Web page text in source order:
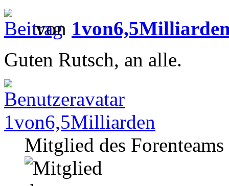
von
Guten Rutsch, an alle.
1von6,5Milliarden
Mitglied des Forenteams